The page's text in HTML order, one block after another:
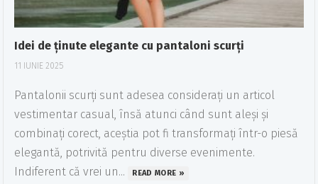
Idei de ținute elegante cu pantaloni scurți
11 IUNIE 2025
Pantalonii scurți sunt adesea considerați un articol
vestimentar casual, însă atunci când sunt aleși și
combinați corect, aceștia pot fi transformați într-o piesă
elegantă, potrivită pentru diverse evenimente.
Indiferent că vrei un...
READ MORE »